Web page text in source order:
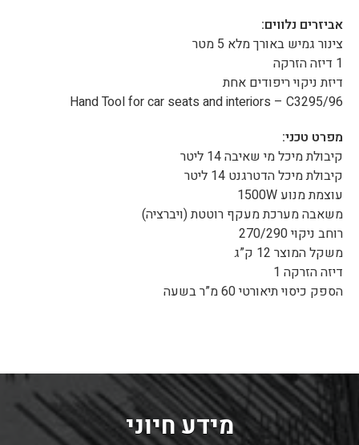
אביזרים נלווים:
צינור גמיש באורך מלא 5 מטר
1 דיזה הזרקה
דיזת ניקוי ריפודים אחת
Hand Tool for car seats and interiors – C3295/96
מפרט טכני:
קיבולת מיכל מי שאיבה 14 ליטר
קיבולת מיכל הדטרגנט 14 ליטר
עוצמת מנוע 1500W
משאבה מערכת מעקף רוטטת (ויברציה)
רוחב ניקוי 270/290
משקל המוצר 12 ק”ג
דיזה הזרקה 1
הספק כיסוי תיאורטי 60 מ”ר בשעה
מידע חיוני